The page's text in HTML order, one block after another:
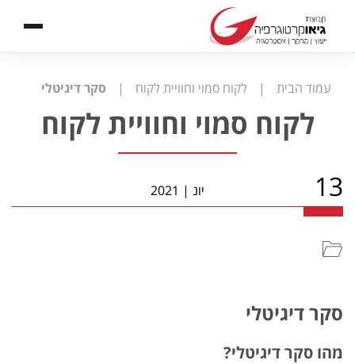
עמוד הבית | לקוח סמוי וחוויית לקוח | סקר דיגיטלי
לקוח סמוי וחוויית לקוח
13 יונ |
2021
סקר דיגיטלי
מהו סקר דיגיטלי?